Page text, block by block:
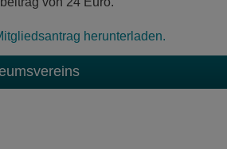
& vieles weiteres!herunterladen.